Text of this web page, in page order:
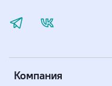
Компания